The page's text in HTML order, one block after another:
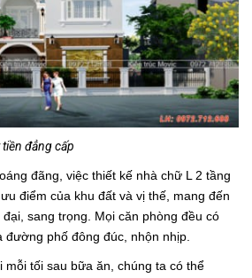
đẳng cấp
đãng, việc thiết kế nhà chữ L 2 tầng
điểm của khu đất và vị thế, mang đến
sang trọng. Mọi căn phòng đều có
phố đông đúc, nhộn nhịp.
mỗi tối sau bữa ăn, chúng ta có thể